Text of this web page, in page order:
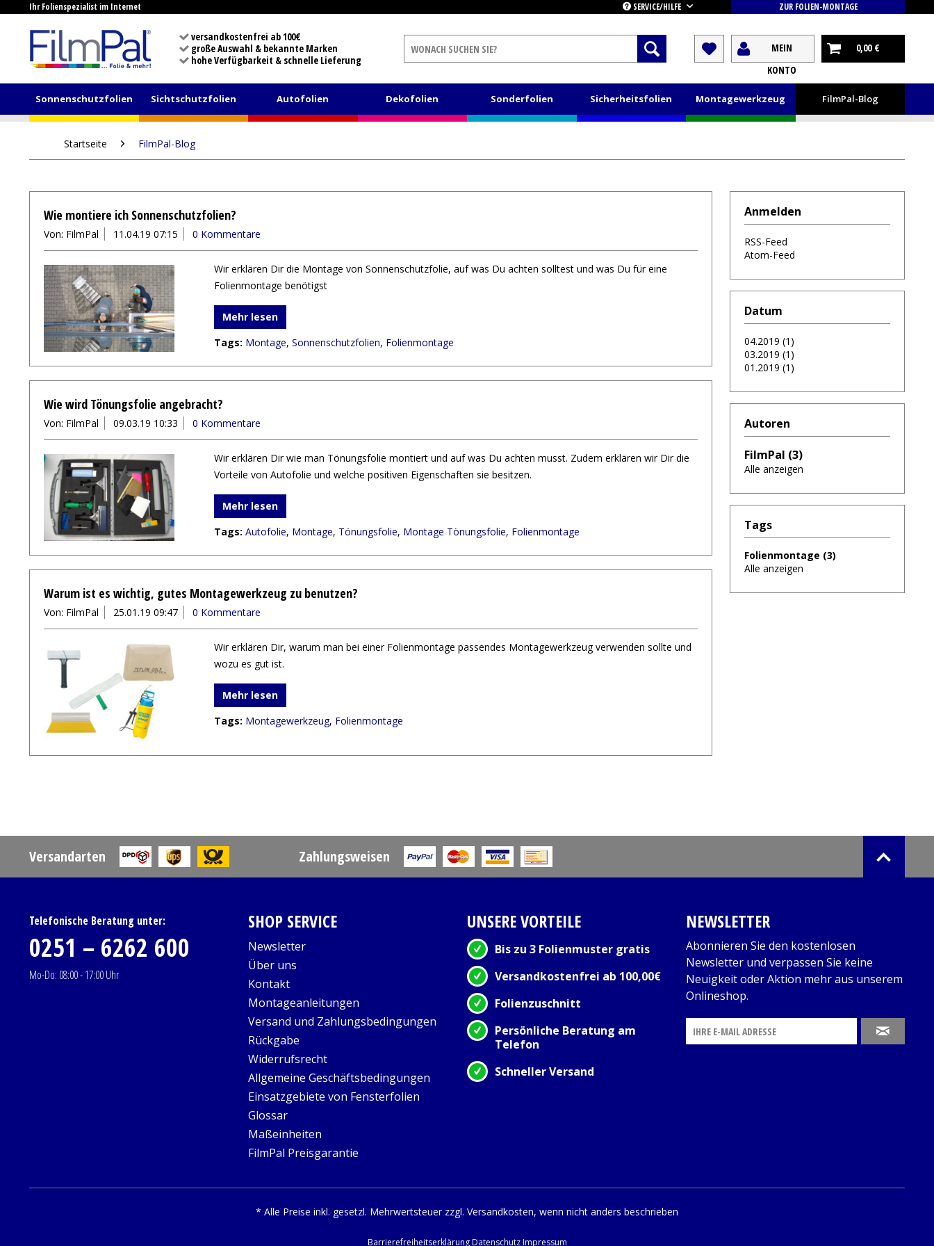
Ihr Folienspezialist im Internet SERVICE/HILFE ZUR FOLIEN-MONTAGE
versandkostenfrei ab 100€
große Auswahl & bekannte Marken
hohe Verfügbarkeit & schnelle Lieferung
MEIN
KONTO
0,00 €
Sonnenschutzfolien Sichtschutzfolien Autofolien Dekofolien Sonderfolien Sicherheitsfolien Montagewerkzeug FilmPal-Blog
Startseite FilmPal-Blog
Anmelden
RSS-Feed
Atom-Feed
Datum
04.2019 (1)
03.2019 (1)
01.2019 (1)
Autoren
FilmPal (3)
Alle anzeigen
Tags
Folienmontage (3)
Alle anzeigen
Wie montiere ich Sonnenschutzfolien?
Von: FilmPal 11.04.19 07:15 0 Kommentare
Wir erklären Dir die Montage von Sonnenschutzfolie, auf was Du achten solltest und was Du für eine
Folienmontage benötigst
Mehr lesen
Tags: Montage, Sonnenschutzfolien, Folienmontage
Wie wird Tönungsfolie angebracht?
Von: FilmPal 09.03.19 10:33 0 Kommentare
Wir erklären Dir wie man Tönungsfolie montiert und auf was Du achten musst. Zudem erklären wir Dir die
Vorteile von Autofolie und welche positiven Eigenschaften sie besitzen.
Mehr lesen
Tags: Autofolie, Montage, Tönungsfolie, Montage Tönungsfolie, Folienmontage
Warum ist es wichtig, gutes Montagewerkzeug zu benutzen?
Von: FilmPal 25.01.19 09:47 0 Kommentare
Wir erklären Dir, warum man bei einer Folienmontage passendes Montagewerkzeug verwenden sollte und
wozu es gut ist.
Mehr lesen
Tags: Montagewerkzeug, Folienmontage
Versandarten Zahlungsweisen
Telefonische Beratung unter:
0251 – 6262 600
Mo-Do: 08:00 - 17:00 Uhr
SHOP SERVICE
Newsletter
Über uns
Kontakt
Montageanleitungen
Versand und Zahlungsbedingungen
Rückgabe
Widerrufsrecht
Allgemeine Geschäftsbedingungen
Einsatzgebiete von Fensterfolien
Glossar
Maßeinheiten
FilmPal Preisgarantie
UNSERE VORTEILE
Bis zu 3 Folienmuster gratis
Versandkostenfrei ab 100,00€
Folienzuschnitt
Persönliche Beratung am
Telefon
Schneller Versand
NEWSLETTER
Abonnieren Sie den kostenlosen
Newsletter und verpassen Sie keine
Neuigkeit oder Aktion mehr aus unserem
Onlineshop.
* Alle Preise inkl. gesetzl. Mehrwertsteuer zzgl. Versandkosten, wenn nicht anders beschrieben
BarrierefreiheitserklärungDatenschutzImpressum